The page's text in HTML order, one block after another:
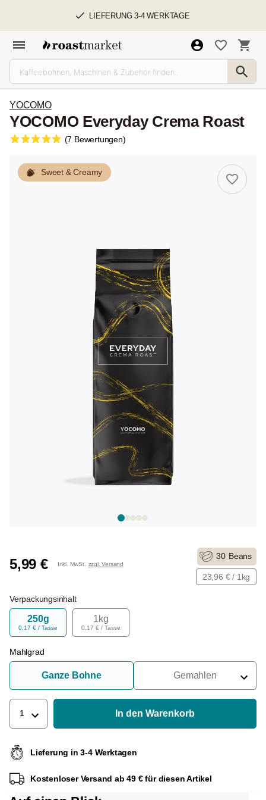
LIEFERUNG 3-4 WERKTAGE
YOCOMO
YOCOMO Everyday Crema Roast
(7 Bewertungen)
Sweet & Creamy
5,99 € Inkl. MwSt. zzgl. Versand
30 Beans
23,96 € / 1kg
Verpackungsinhalt
250g
0,17 € / Tasse
1kg
0,17 € / Tasse
Mahlgrad
Ganze Bohne Gemahlen
Für Siebträger
1 In den Warenkorb
Lieferung in 3-4 Werktagen
Kostenloser Versand ab 49 € für diesen Artikel